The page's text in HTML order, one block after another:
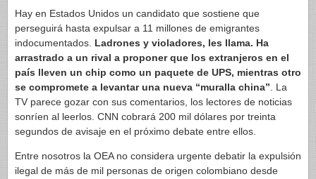
Hay en Estados Unidos un candidato que sostiene que
perseguirá hasta expulsar a 11 millones de emigrantes
indocumentados. Ladrones y violadores, les llama. Ha
arrastrado a un rival a proponer que los extranjeros en el
país lleven un chip como un paquete de UPS, mientras otro
se compromete a levantar una nueva “muralla china” . La
TV parece gozar con sus comentarios, los lectores de noticias
sonríen al leerlos. CNN cobrará 200 mil dólares por treinta
segundos de avisaje en el próximo debate entre ellos.
Entre nosotros la OEA no considera urgente debatir la expulsión
ilegal de más de mil personas de origen colombiano desde